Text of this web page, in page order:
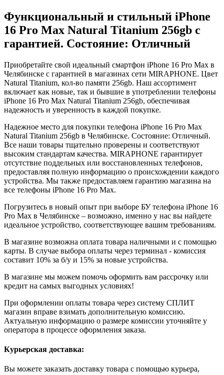
Функциональный и стильный iPhone
16 Pro Max Natural Titanium 256gb с
гарантией. Состояние: Отличный
Приобретайте свой идеальный смартфон iPhone 16 Pro Max в
Челябинске с гарантией в магазинах сети MIRAPHONE. Цвет
Natural Titanium, кол-во памяти 256gb. Наш ассортимент
включает как новые, так и бывшие в употреблении телефоны
iPhone 16 Pro Max Natural Titanium 256gb, обеспечивая
надежность и уверенность в каждой покупке.
Надежное место для покупки телефона iPhone 16 Pro Max
Natural Titanium 256gb в Челябинске. Состояние: Отличный.
Все наши товары тщательно проверены и соответствуют
высоким стандартам качества. MIRAPHONE гарантирует
отсутствие поддельных или восстановленных телефонов,
предоставляя полную информацию о происхождении каждого
устройства. Мы также предоставляем гарантию магазина на
все телефоны iPhone 16 Pro Max.
Погрузитесь в новый опыт при выборе БУ телефона iPhone 16
Pro Max в Челябинске – возможно, именно у нас вы найдете
идеальное устройство, соответствующее вашим требованиям.
В магазине возможна оплата товара наличными и с помощью
карты. В случае выбора оплаты через терминал - комиссия
составит 10% за б/у и 15% за новые устройства.
В магазине мы можем помочь оформить вам рассрочку или
кредит на самых выгодных условиях!
При оформлении оплаты товара через систему СПЛИТ
магазин вправе взимать дополнительную комиссию.
Актуальную информацию о размере комиссии уточняйте у
оператора в процессе оформления заказа.
Курьерская доставка:
Вы можете заказать доставку товара с помощью курьера,